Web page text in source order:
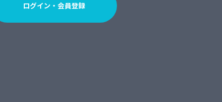
ログイン・会員登録